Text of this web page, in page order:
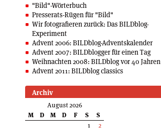
"Bild"-Wörterbuch
Presserats-Rügen für "Bild"
Wir fotografieren zurück: Das BILDblog-
Experiment
Advent 2006: BILDblog-Adventskalender
Advent 2007: BILDblogger für einen Tag
Weihnachten 2008: BILDblog vor 40 Jahren
Advent 2011: BILDblog classics
Archiv
August 2026
M
D M D F S
S
1
2